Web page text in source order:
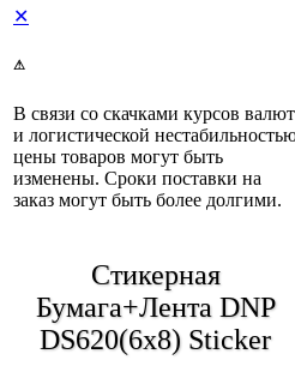
✕
⚠
В связи со скачками курсов валют
и логистической
цены товаров могут быть
изменены. Сроки поставки на
заказ могут быть более долгими.
Стикерная
Бумага+Лента DNP
DS620(6x8) Sticker